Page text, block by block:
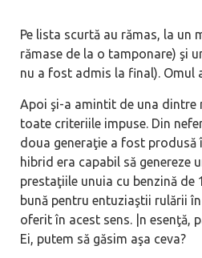
Pe lista scurtă au rămas, la un
rămase de la o tamponare) şi
nu a fost admis la final). Omul
Apoi şi-a amintit de una dintre
toate criteriile impuse. Din
doua generaţie a fost produsă
hibrid era capabil să genereze
prestaţiile unuia cu benzină de
bună pentru entuziaştii rulării
oferit în acest sens. |n esenţă,
Ei, putem să găsim aşa ceva?
(P) Cum alegi o mașină care să îmbine
siguranța